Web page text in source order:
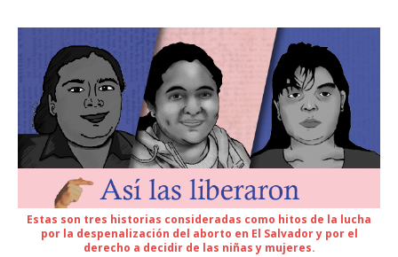
Estas son tres historias consideradas como hitos de la lucha
por la despenalización del aborto en El Salvador y por el
derecho a decidir de las niñas y mujeres.